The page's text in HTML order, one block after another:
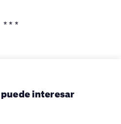
* * *
interesar